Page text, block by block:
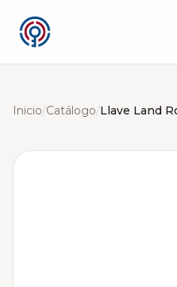
Inicio/Catálogo/Llave Land